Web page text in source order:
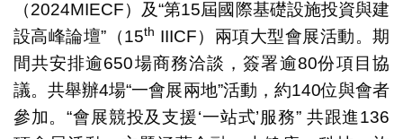
（2024MIECF）及“第15屆國際基礎設施投資與建
設高峰論壇”（15th IIICF）兩項大型會展活動。期
間共安排逾650場商務洽談，簽署逾80份項目協
議。共舉辦4場“一會展兩地”活動，約140位與會者
參加。“會展競投及支援‘一站式’服務” 共跟進136